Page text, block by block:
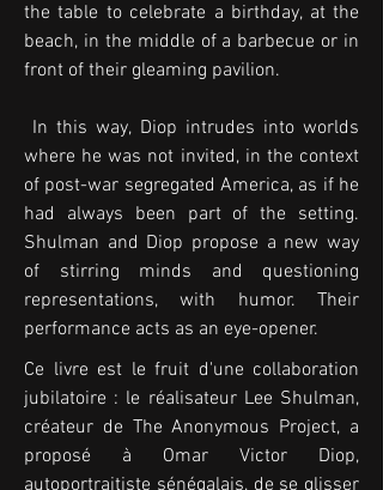
the table to celebrate a birthday, at the
beach, in the middle of a barbecue or in
front of their gleaming pavilion.
where he was not invited, in the context
of post-war segregated America, as if he
had always been part of the setting.
Shulman and Diop propose a new way
of stirring minds and questioning
representations, with humor. Their
performance acts as an eye-opener.
Ce livre est le fruit d'une collaboration
jubilatoire : le réalisateur Lee Shulman,
créateur de The Anonymous Project, a
proposé à Omar Victor Diop,
autoportraitiste sénégalais, de se glisser